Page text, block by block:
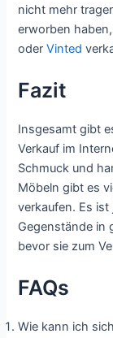
nicht mehr
erworben
oderVinted
Fazit
Insgesamt gibt
Verkauf im
Schmuck und
Möbeln gibt es
verkaufen. Es
Gegenstände in
bevor sie zum
FAQs
Wie kann ich